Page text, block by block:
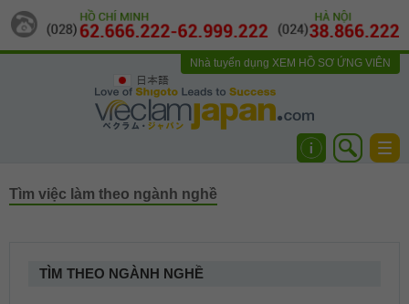
日本語
Nhà tuyển dụng XEM HỒ SƠ ỨNG VIÊN
Tìm việc làm theo ngành nghề
TÌM THEO NGÀNH NGHỀ